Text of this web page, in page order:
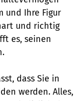
und Ihre Figur
und richtig
es, seinen
dass Sie in
werden. Alles,